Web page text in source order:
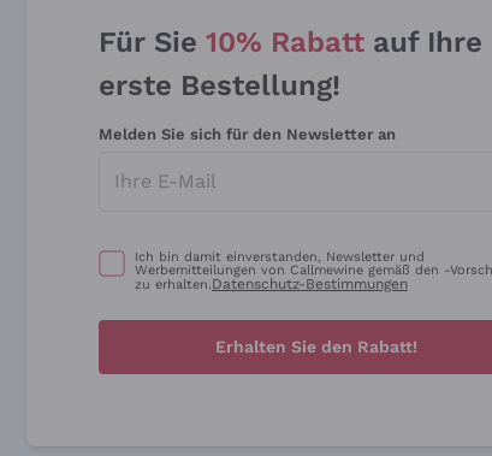
Für Sie 10% Rabatt auf Ihre
erste Bestellung!
Melden Sie sich für den Newsletter an
Ich bin damit einverstanden, Newsletter und
Werbemitteilungen von Callmewine gemäß den -
zu erhalten.Datenschutz-Bestimmungen
Erhalten Sie den Rabatt!